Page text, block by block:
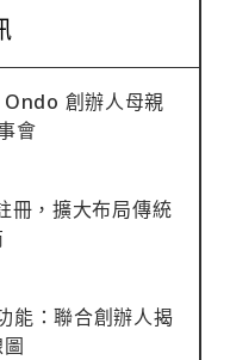
創辦人母親
會
，擴大布局傳統
能：聯合創辦人揭